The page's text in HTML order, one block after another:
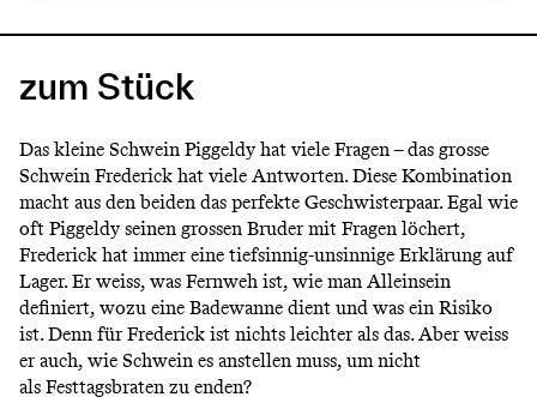
zum Stück
Das kleine Schwein Piggeldy hat viele Fragen – das grosse
Schwein Frederick hat viele Antworten. Diese Kombination
macht aus den beiden das perfekte Geschwisterpaar. Egal wie
oft Piggeldy seinen grossen Bruder mit Fragen löchert,
Frederick hat immer eine tiefsinnig-unsinnige Erklärung auf
Lager. Er weiss, was Fernweh ist, wie man Alleinsein
definiert, wozu eine Badewanne dient und was ein Risiko
ist. Denn für Frederick ist nichts leichter als das. Aber weiss
er auch, wie Schwein es anstellen muss, um nicht
als Festtagsbraten zu enden?